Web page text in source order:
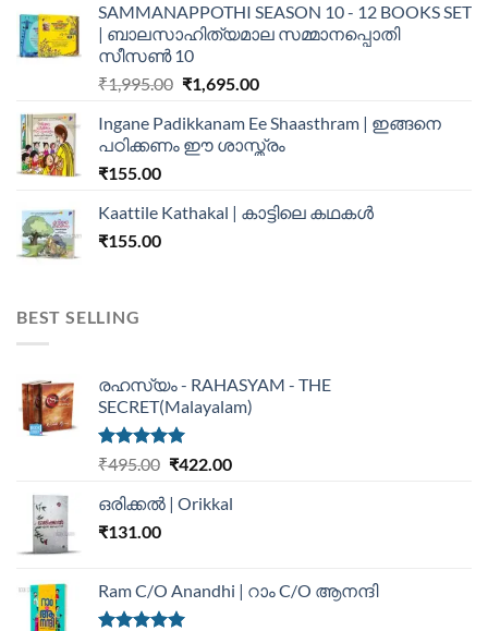
SAMMANAPPOTHI SEASON 10 - 12 BOOKS SET
| ബാലസാഹിത്യമാല സമ്മാനപ്പൊതി
സീസൺ 10
₹1,995.00 ₹1,695.00
Ingane Padikkanam Ee Shaasthram | ഇങ്ങനെ
പഠിക്കണം ഈ ശാസ്ത്രം
₹155.00
Kaattile Kathakal | കാട്ടിലെ കഥകള്‍
₹155.00
BEST SELLING
രഹസ്യം - RAHASYAM - THE
SECRET(Malayalam)
Rated5.00
₹495.00 ₹422.00
ഒരിക്കൽ | Orikkal
₹131.00
Ram C/O Anandhi | റാം C/O ആനന്ദി